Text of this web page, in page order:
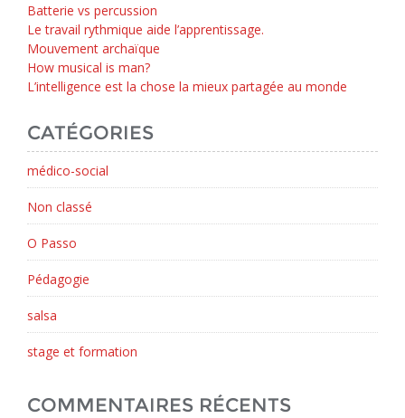
Batterie vs percussion
Le travail rythmique aide l’apprentissage.
Mouvement archaïque
How musical is man?
L’intelligence est la chose la mieux partagée au monde
CATÉGORIES
médico-social
Non classé
O Passo
Pédagogie
salsa
stage et formation
COMMENTAIRES RÉCENTS